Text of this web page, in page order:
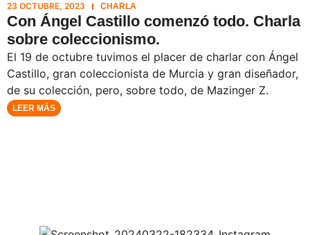
23 OCTUBRE, 2023 CHARLA
Con Ángel Castillo comenzó todo. Charla
sobre coleccionismo.
El 19 de octubre tuvimos el placer de charlar con Ángel
Castillo, gran coleccionista de Murcia y gran diseñador,
de su colección, pero, sobre todo, de Mazinger Z.
LEER MÁS